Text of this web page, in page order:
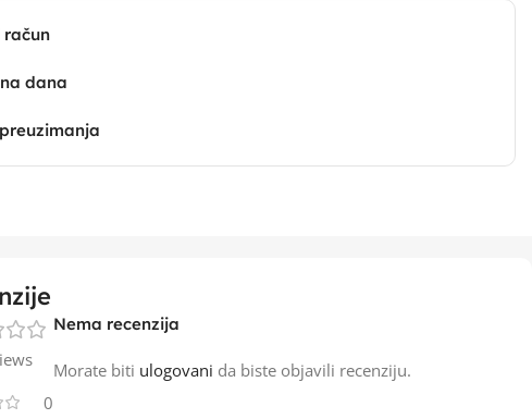
dana
0
Nema recenzija
Morate biti ulogovani da biste objavili recenziju.